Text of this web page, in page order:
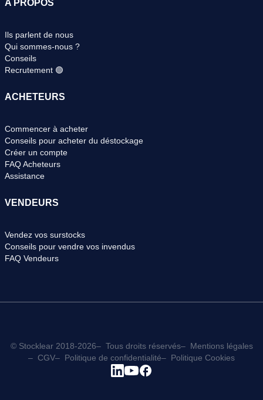
A PROPOS
Ils parlent de nous
Qui sommes-nous ?
Conseils
Recrutement 🟢
ACHETEURS
Commencer à acheter
Conseils pour acheter du déstockage
Créer un compte
FAQ Acheteurs
Assistance
VENDEURS
Vendez vos surstocks
Conseils pour vendre vos invendus
FAQ Vendeurs
© Stocklear 2018-2026 Tous droits réservés
Mentions légales
CGV
Politique de confidentialité Politique Cookies